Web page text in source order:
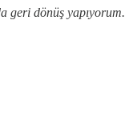
geri dönüş yapıyorum.